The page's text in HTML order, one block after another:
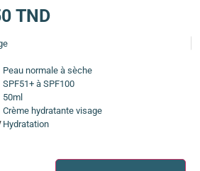
et fourchues
Ciblés
une solution
(67)
TND
Peau normale à sèche
SPF51+ à SPF100
50ml
Crème hydratante visage
Hydratation